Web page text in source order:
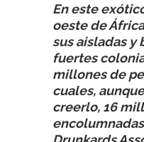
En este
oeste de
sus aisladas y
fuertes
millones de
cuales,
creerlo, 16